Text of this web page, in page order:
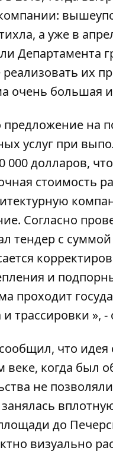
а уже в
Департамента
их
очень большая
на
услуг при
долларов,
стоимость
Согласно
тендер с
и
проходит
трассировки »,
что
когда был
не
до
визуально